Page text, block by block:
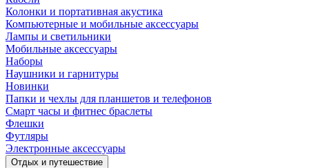
Колонки и портативная акустика
Компьютерные и мобильные аксессуары
Лампы и светильники
Мобильные аксессуары
Наборы
Наушники и гарнитуры
Новинки
Папки и чехлы для планшетов и телефонов
Смарт часы и фитнес браслеты
Флешки
Футляры
Электронные аксессуары
Отдых и путешествие